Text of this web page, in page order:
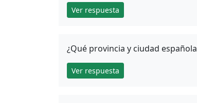
Ver respuesta
¿Qué provincia y ciudad
Ver respuesta